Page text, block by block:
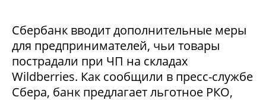
Сбербанк вводит дополнительные меры
для предпринимателей, чьи товары
пострадали при ЧП на складах
Wildberries. Как сообщили в пресс-службе
Сбера, банк предлагает льготное РКО,